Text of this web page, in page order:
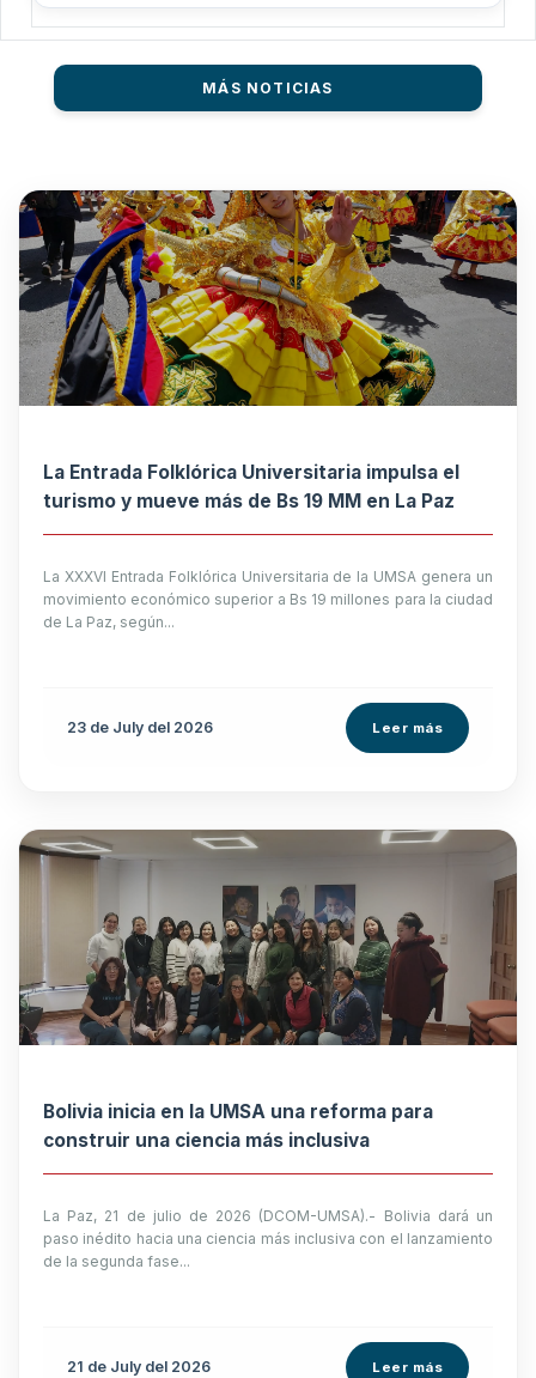
MÁS NOTICIAS
La Entrada Folklórica Universitaria impulsa el
turismo y mueve más de Bs 19 MM en La Paz
La XXXVI Entrada Folklórica Universitaria de la UMSA genera un
movimiento económico superior a Bs 19 millones para la ciudad
de La Paz, según...
23 de July del 2026 Leer más
Bolivia inicia en la UMSA una reforma para
construir una ciencia más inclusiva
La Paz, 21 de julio de 2026 (DCOM-UMSA).- Bolivia dará un
paso inédito hacia una ciencia más inclusiva con el lanzamiento
de la segunda fase...
21 de July del 2026 Leer más